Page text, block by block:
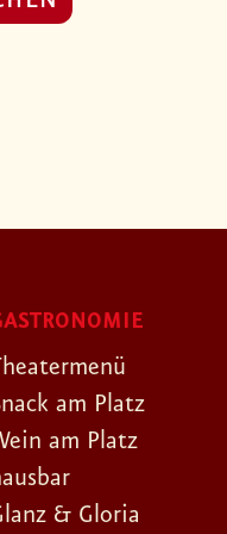
am Platz
am Platz
& Gloria